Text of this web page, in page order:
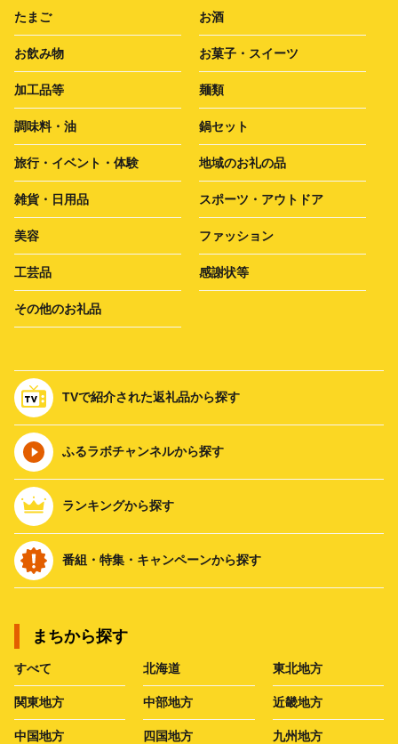
たまご お酒
お飲み物 お菓子・スイーツ
加工品等 麺類
調味料・油 鍋セット
旅行・イベント・体験 地域のお礼の品
雑貨・日用品 スポーツ・アウトドア
美容 ファッション
工芸品 感謝状等
その他のお礼品
TVで紹介された返礼品から探す
ふるラボチャンネルから探す
ランキングから探す
番組・特集・キャンペーンから探す
まちから探す
すべて 北海道 東北地方
関東地方 中部地方 近畿地方
中国地方 四国地方 九州地方